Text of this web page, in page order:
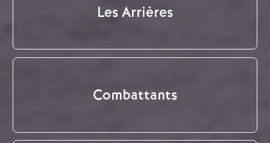
Les Arrières
Combattants